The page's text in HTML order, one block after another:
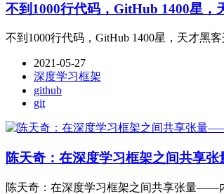
不到1000行代码，GitHub 1400星
不到1000行代码，GitHub 1400星，天才黑
2021-05-27
深度学习框架
github
git
陈天奇：在深度学习框架之间共享
陈天奇：在深度学习框架之间共享张量——